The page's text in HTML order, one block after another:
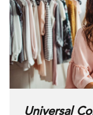
Universal